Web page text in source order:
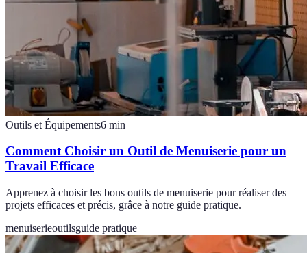
Outils et Équipements6 min
Comment Choisir un Outil de Menuiserie pour un
Travail Efficace
Apprenez à choisir les bons outils de menuiserie pour réaliser des
projets efficaces et précis, grâce à notre guide pratique.
menuiserieoutilsguide pratique